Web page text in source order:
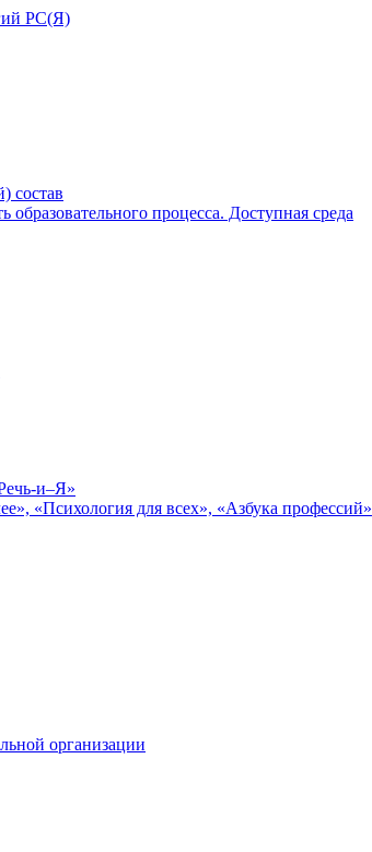
состав
процесса. Доступная среда
и–Я»
«Психология для всех», «Азбука профессий»
организации